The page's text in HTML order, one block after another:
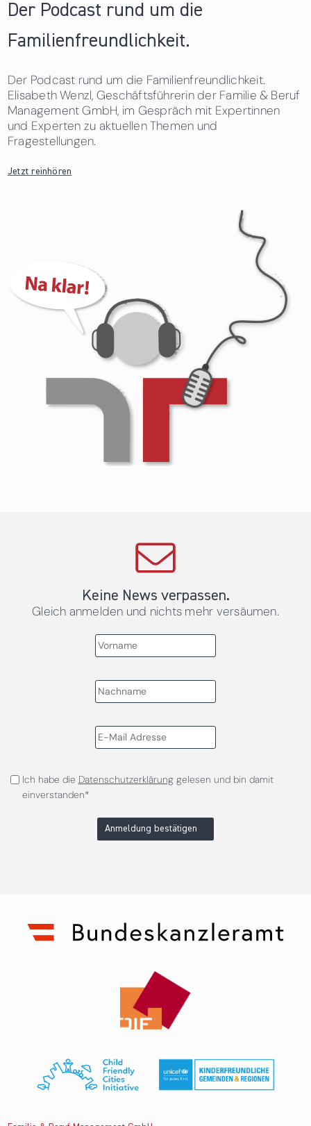
Der Podcast rund um die
Familienfreundlichkeit.
Der Podcast rund um die Familienfreundlichkeit.
Elisabeth Wenzl, Geschäftsführerin der Familie & Beruf
Management GmbH, im Gespräch mit Expertinnen
und Experten zu aktuellen Themen und
Fragestellungen.
Jetzt reinhören
Keine News verpassen.
Gleich anmelden und nichts mehr versäumen.
Ich habe die Datenschutzerklärunggelesen und bin damit
einverstanden*
Anmeldung bestätigen